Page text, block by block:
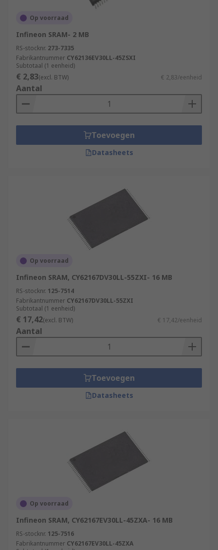
Op voorraad
Infineon SRAM- 2 MB
RS-stocknr. 273-7335
Fabrikantnummer CY62136EV30LL-45ZSXI
Subtotaal (1 eenheid)
€ 2,83(excl. BTW) € 2,83/eenheid
Aantal
Toevoegen
Datasheets
Op voorraad
Infineon SRAM, CY62167DV30LL-55ZXI- 16 MB
RS-stocknr. 125-7514
Fabrikantnummer CY62167DV30LL-55ZXI
Subtotaal (1 eenheid)
€ 17,42(excl. BTW) € 17,42/eenheid
Aantal
Toevoegen
Datasheets
Op voorraad
Infineon SRAM, CY62167EV30LL-45ZXA- 16 MB
RS-stocknr. 125-7516
Fabrikantnummer CY62167EV30LL-45ZXA